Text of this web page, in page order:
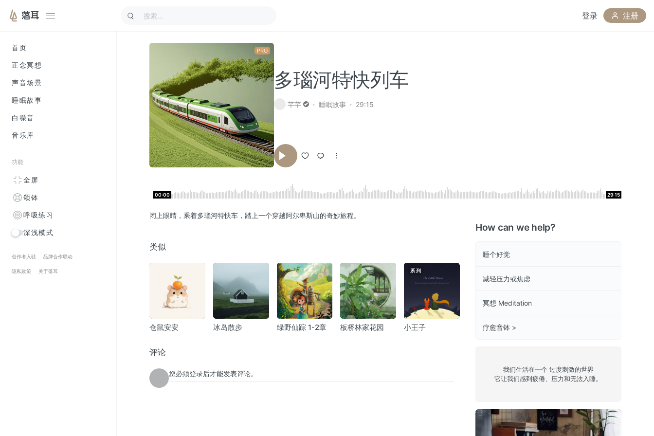
落耳 登录 注册
首页
正念冥想
声音场景
睡眠故事
白噪音
音乐库
功能
全屏
颂钵
呼吸练习
深浅模式
创作者入驻 品牌合作联动
隐私政策 关于落耳
多瑙河特快列车
芊芊 睡眠故事 29:15
00:00 29:15
闭上眼睛，乘着多瑙河特快车，踏上一个穿越阿尔卑斯山的奇妙旅程。
类似
仓鼠安安 冰岛散步 绿野仙踪 1-2章 板桥林家花园
系列
小王子 雨中伦敦
评论
您必须登录后才能发表评论。
How can we help?
睡个好觉
减轻压力或焦虑
冥想 Meditation
疗愈音钵 >
我们生活在一个 过度刺激的世界
它让我们感到疲倦、压力和无法入睡。